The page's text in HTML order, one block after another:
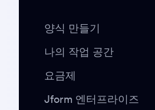
양식 만들기
나의 작업 공간
요금제
Jform 엔터프라이즈